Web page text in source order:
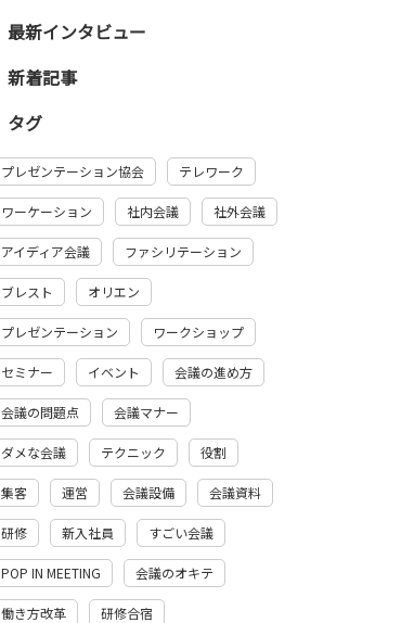
最新インタビュー
新着記事
タグ
プレゼンテーション協会 テレワーク
ワーケーション 社内会議 社外会議
アイディア会議 ファシリテーション
ブレスト オリエン
プレゼンテーション ワークショップ
セミナー イベント 会議の進め方
会議の問題点 会議マナー
ダメな会議 テクニック 役割
集客 運営 会議設備 会議資料
研修 新入社員 すごい会議
POP IN MEETING 会議のオキテ
働き方改革 研修合宿